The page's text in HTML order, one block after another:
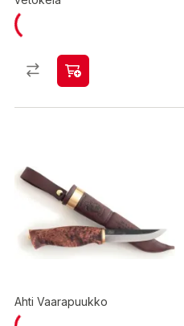
Ahti Vaarapuukko